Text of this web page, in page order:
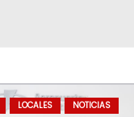
LOCALES NOTICIAS